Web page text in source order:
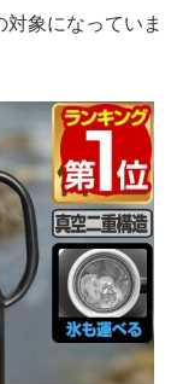
象になっていま